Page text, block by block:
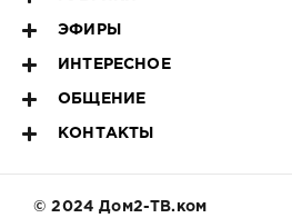
ЭФИРЫ
ИНТЕРЕСНОЕ
ОБЩЕНИЕ
КОНТАКТЫ
© 2024 Дом2-ТВ.ком